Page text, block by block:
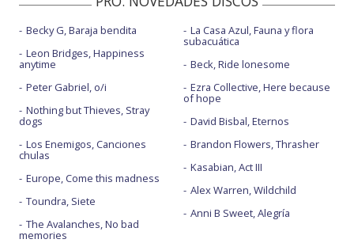
Becky G, Baraja bendita
Leon Bridges, Happiness
anytime
Peter Gabriel, o/i
Nothing but Thieves, Stray
dogs
Los Enemigos, Canciones
chulas
Europe, Come this madness
Toundra, Siete
The Avalanches, No bad
memories
La Casa Azul, Fauna y flora
subacuática
Beck, Ride lonesome
Ezra Collective, Here because
of hope
David Bisbal, Eternos
Brandon Flowers, Thrasher
Kasabian, Act III
Alex Warren, Wildchild
Anni B Sweet, Alegría